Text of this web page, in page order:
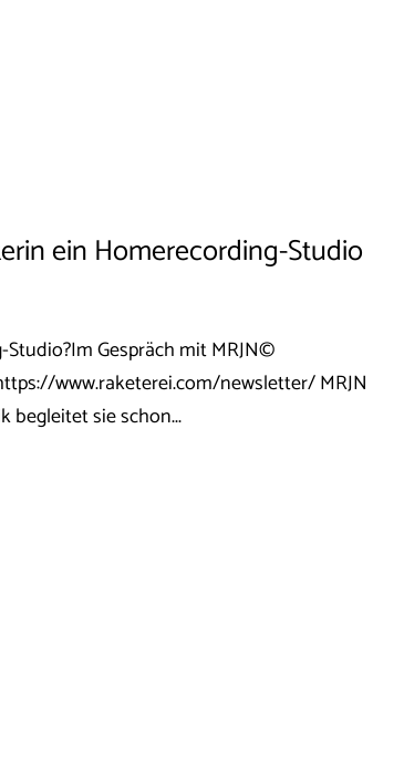
ein Homerecording-Studio
Gespräch mit MRJN©
www.raketerei.com/newsletter/ MRJN
begleitet sie schon...